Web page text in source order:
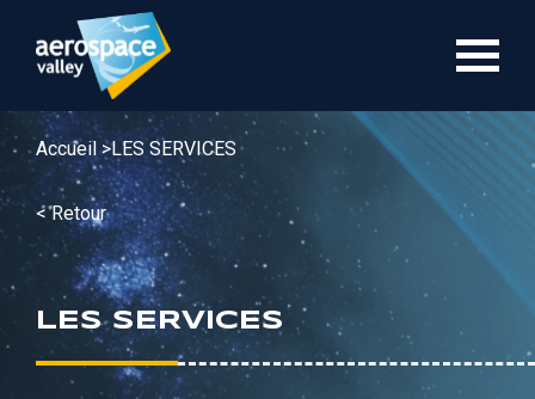
contenu
Accueil >LES SERVICES
< Retour
LES SERVICES